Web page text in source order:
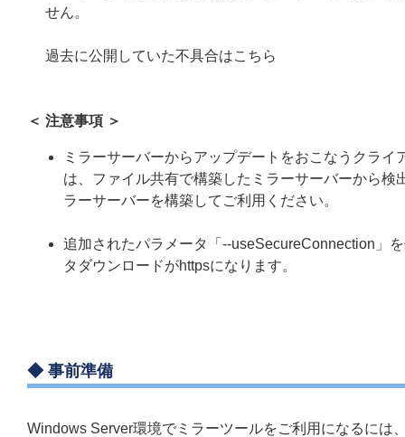
せん。
過去に公開していた不具合はこちら
＜ 注意事項 ＞
ミラーサーバーからアップデートをおこなうクラ
は、ファイル共有で構築したミラーサーバーから
ラーサーバーを構築してご利用ください。
追加されたパラメータ「--useSecureConnection」
タダウンロードがhttpsになります。
◆ 事前準備
Windows Server環境でミラーツールをご利用になるには